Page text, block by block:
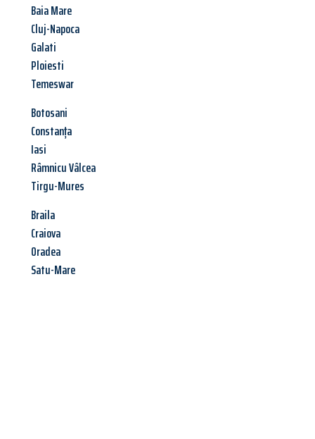
Baia Mare
Cluj-Napoca
Galati
Ploiesti
Temeswar
Botosani
Constanța
Iasi
Râmnicu Vâlcea
Tirgu-Mures
Braila
Craiova
Oradea
Satu-Mare